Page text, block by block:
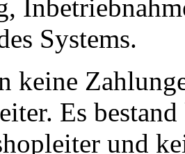
Systems.
keine
Es
und